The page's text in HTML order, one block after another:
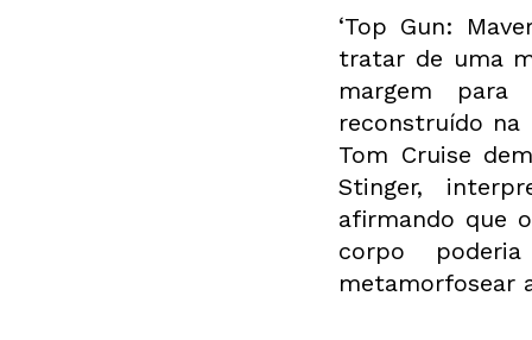
‘Top Gun:
tratar de uma
margem para
reconstruído
Tom Cruise
Stinger,
afirmando que
corpo
metamorfosear